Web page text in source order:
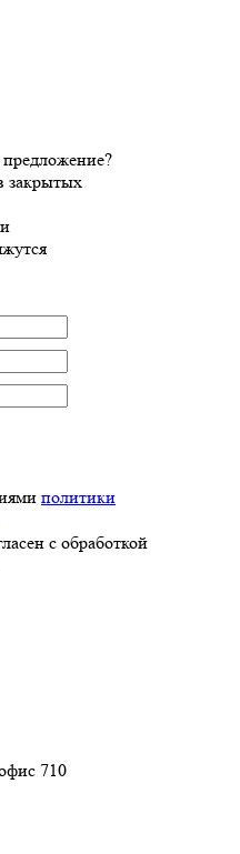
закрытых
политики
с обработкой
710